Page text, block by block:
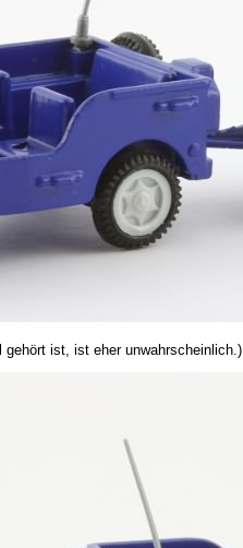
ist, ist eher unwahrscheinlich.)